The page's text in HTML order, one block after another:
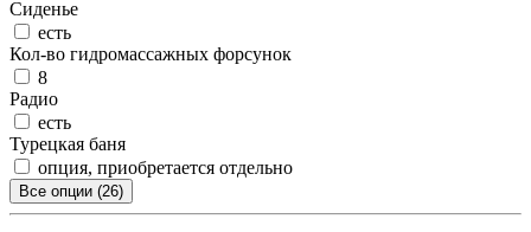
Сиденье
есть
Кол-во гидромассажных форсунок
8
Радио
есть
Турецкая баня
опция, приобретается отдельно
Все опции (26)